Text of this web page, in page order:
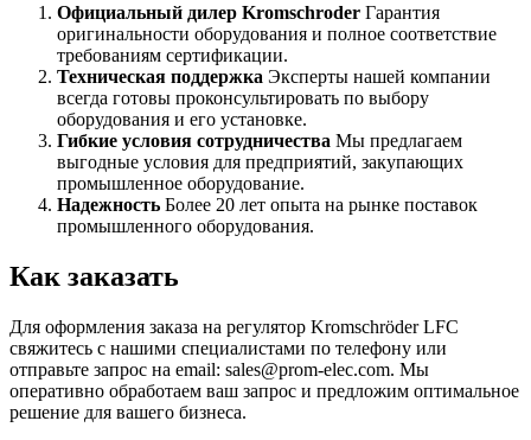
Официальный дилер Kromschroder Гарантия
оригинальности оборудования и полное соответствие
требованиям сертификации.
Техническая поддержка Эксперты нашей компании
всегда готовы проконсультировать по выбору
оборудования и его установке.
Гибкие условия сотрудничества Мы предлагаем
выгодные условия для предприятий, закупающих
промышленное оборудование.
Надежность Более 20 лет опыта на рынке поставок
промышленного оборудования.
Как заказать
Для оформления заказа на регулятор Kromschröder LFC
свяжитесь с нашими специалистами по телефону или
отправьте запрос на email: sales@prom-elec.com. Мы
оперативно обработаем ваш запрос и предложим оптимальное
решение для вашего бизнеса.